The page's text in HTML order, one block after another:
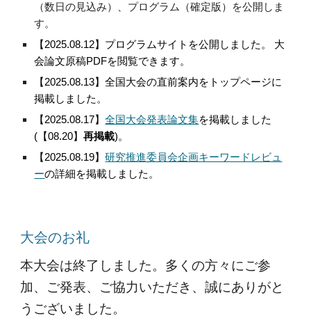
（数日の見込み）、プログラム（確定版）を公開しま
す。
【2025.08.12】プログラムサイトを公開しました。 大
会論文原稿PDFを閲覧できます。
【2025.08.13】全国大会の直前案内をトップページに
掲載しました。
【2025.08.17】全国大会発表論文集を掲載しました
(【08.20】再掲載)。
【2025.08.19】研究推進委員会企画キーワードレビュ
ーの詳細を掲載しました。
大会のお礼
本大会は終了しました。多くの方々にご参
加、ご発表、ご協力いただき、誠にありがと
うございました。